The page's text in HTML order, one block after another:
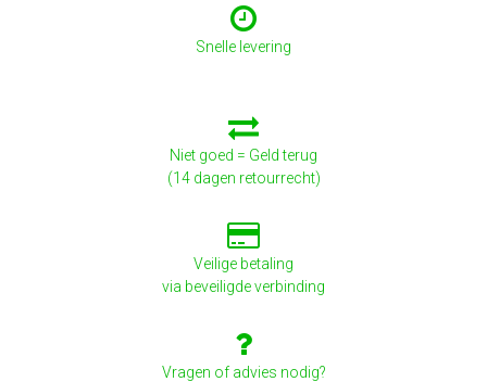
Snelle levering
Niet goed = Geld terug
(14 dagen retourrecht)
Veilige betaling
via beveiligde verbinding
Vragen of advies nodig?